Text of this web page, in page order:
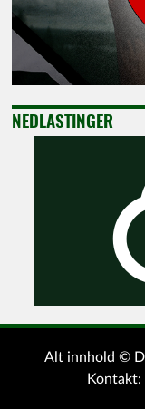
NEDLASTINGER
Alt innhold ©
Kontakt: